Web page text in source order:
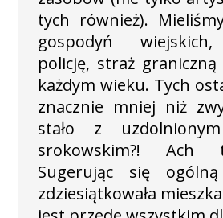
tych również).
gospodyń
policję, straż
każdym wieku. Tych
znacznie mniej niż
stało z
srokowskim?! Ach
Sugerując się
zdziesiątkowała